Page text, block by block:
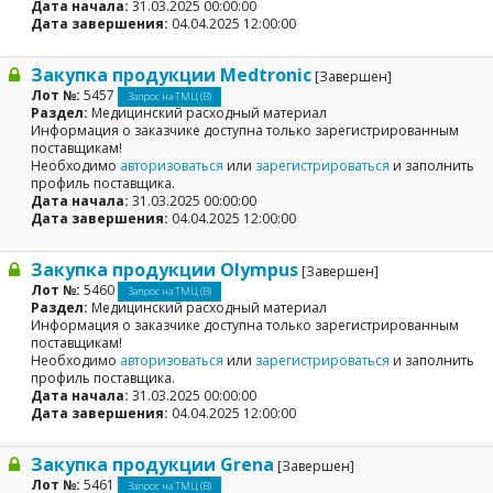
Дата начала: 31.03.2025 00:00:00
Дата завершения: 04.04.2025 12:00:00
Закупка продукции Medtronic [Завершен]
Лот №: 5457 Запрос на ТМЦ (В)
Раздел: Медицинский расходный материал
Информация о заказчике доступна только зарегистрированным
поставщикам!
Необходимо авторизоваться или зарегистрироваться и заполнить
профиль поставщика.
Дата начала: 31.03.2025 00:00:00
Дата завершения: 04.04.2025 12:00:00
Закупка продукции Olympus [Завершен]
Лот №: 5460 Запрос на ТМЦ (В)
Раздел: Медицинский расходный материал
Информация о заказчике доступна только зарегистрированным
поставщикам!
Необходимо авторизоваться или зарегистрироваться и заполнить
профиль поставщика.
Дата начала: 31.03.2025 00:00:00
Дата завершения: 04.04.2025 12:00:00
Закупка продукции Grena [Завершен]
Лот №: 5461 Запрос на ТМЦ (В)